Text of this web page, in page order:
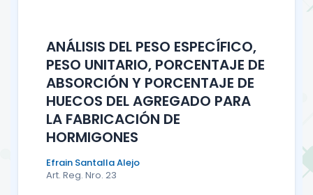
ANÁLISIS DEL PESO ESPECÍFICO,
PESO UNITARIO, PORCENTAJE DE
ABSORCIÓN Y PORCENTAJE DE
HUECOS DEL AGREGADO PARA
LA FABRICACIÓN DE
HORMIGONES
Efrain Santalla Alejo
Art. Reg. Nro. 23